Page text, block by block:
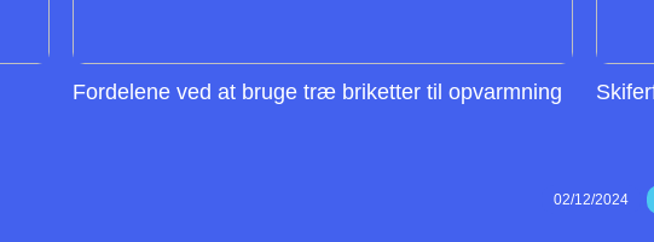
Fordelene ved at bruge træ briketter til opvarmning
02/12/2024